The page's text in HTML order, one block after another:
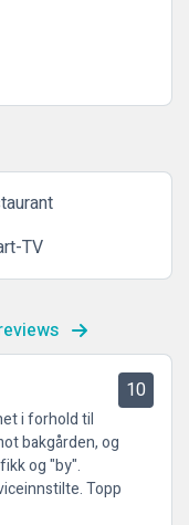
TV
10
i forhold til
bakgården, og
og "by".
Topp